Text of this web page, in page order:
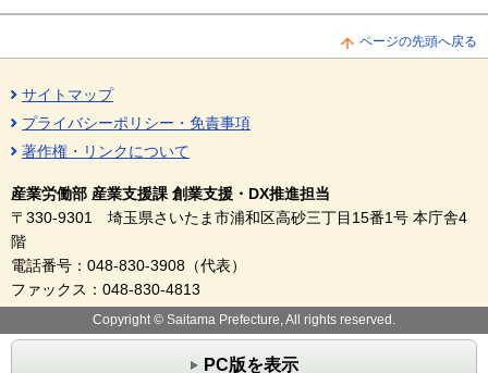
ページの先頭へ戻る
サイトマップ
プライバシーポリシー・免責事項
著作権・リンクについて
産業労働部 産業支援課 創業支援・DX推進担当
〒330-9301 埼玉県さいたま市浦和区高砂三丁目15番1号 本庁舎4
階
電話番号：048-830-3908（代表）
ファックス：048-830-4813
Copyright © Saitama Prefecture, All rights reserved.
PC版を表示